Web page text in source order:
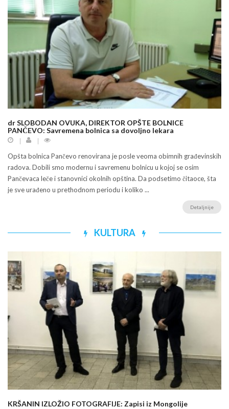
dr SLOBODAN OVUKA, DIREKTOR OPŠTE BOLNICE
PANČEVO: Savremena bolnica sa dovoljno lekara
Opšta bolnica Pančevo renovirana je posle veoma obimnih građevinskih
radova. Dobili smo modernu i savremenu bolnicu u kojoj se osim
Pančevaca leče i stanovnici okolnih opština. Da podsetimo čitaoce, šta
je sve urađeno u prethodnom periodu i koliko ...
Detaljnije
KULTURA
KRŠANIN IZLOŽIO FOTOGRAFIJE: Zapisi iz Mongolije